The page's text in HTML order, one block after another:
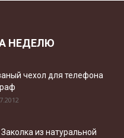
НЕДЕЛЮ
чехол для телефона
из натуральной